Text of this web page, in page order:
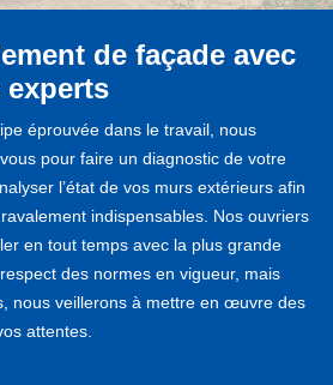
de façade avec
experts
éprouvée dans le travail, nous
pour faire un diagnostic de votre
l’état de vos murs extérieurs afin
indispensables. Nos ouvriers
en tout temps avec la plus grande
des normes en vigueur, mais
nous veillerons à mettre en œuvre des
attentes.